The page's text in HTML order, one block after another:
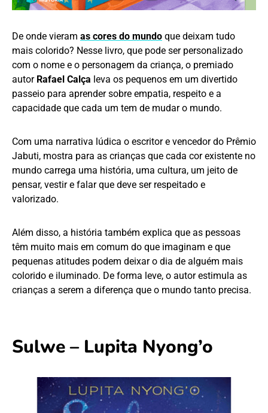
De onde vieram as cores do mundo que deixam tudo
mais colorido? Nesse livro, que pode ser personalizado
com o nome e o personagem da criança, o premiado
autor Rafael Calça leva os pequenos em um divertido
passeio para aprender sobre empatia, respeito e a
capacidade que cada um tem de mudar o mundo.
Com uma narrativa lúdica o escritor e vencedor do Prêmio
Jabuti, mostra para as crianças que cada cor existente no
mundo carrega uma história, uma cultura, um jeito de
pensar, vestir e falar que deve ser respeitado e
valorizado.
Além disso, a história também explica que as pessoas
têm muito mais em comum do que imaginam e que
pequenas atitudes podem deixar o dia de alguém mais
colorido e iluminado. De forma leve, o autor estimula as
crianças a serem a diferença que o mundo tanto precisa.
Sulwe – Lupita Nyong’o